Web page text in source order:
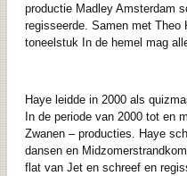
productie Madley Amsterdam
regisseerde. Samen met Theo
toneelstuk In de hemel mag
Haye leidde in 2000 als
In de periode van 2000 tot en
Zwanen – producties. Haye
dansen en
flat van Jet en schreef en